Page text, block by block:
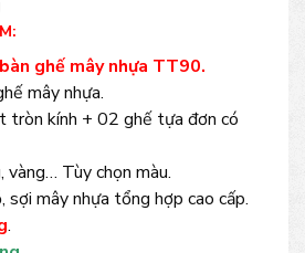
ghế mây nhựa TT90.
mây nhựa.
tròn kính + 02 ghế tựa đơn có
vàng… Tùy chọn màu.
sợi mây nhựa tổng hợp cao cấp.
.